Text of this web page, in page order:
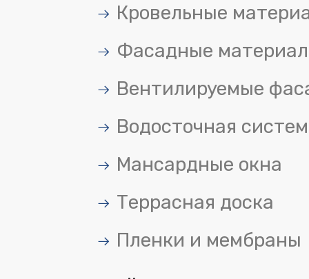
Кровельные
Фасадные
Вентилируемые
Водосточная
Мансардные окна
Террасная доска
Пленки и мембраны